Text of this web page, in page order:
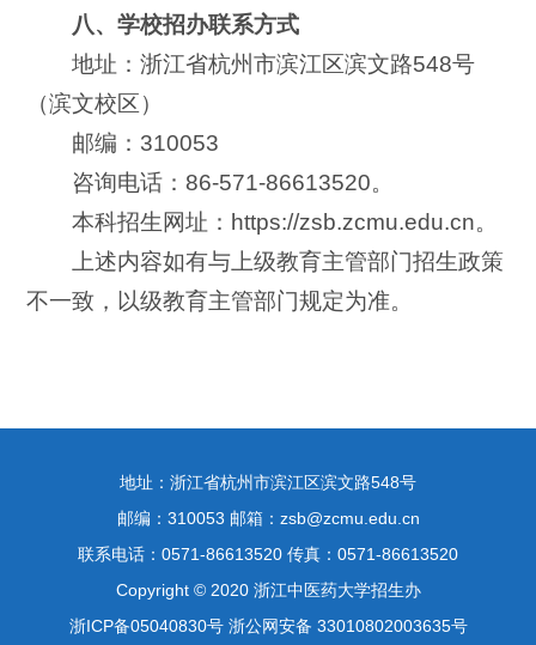
八、学校招办联系方式
地址：浙江省杭州市滨江区滨文路548号
（滨文校区）
邮编：310053
咨询电话：86-571-86613520。
本科招生网址：https://zsb.zcmu.edu.cn。
上述内容如有与上级教育主管部门招生政策
不一致，以级教育主管部门规定为准。
地址：浙江省杭州市滨江区滨文路548号
邮编：310053 邮箱：zsb@zcmu.edu.cn
联系电话：0571-86613520 传真：0571-86613520
Copyright © 2020 浙江中医药大学招生办
浙ICP备05040830号 浙公网安备 33010802003635号